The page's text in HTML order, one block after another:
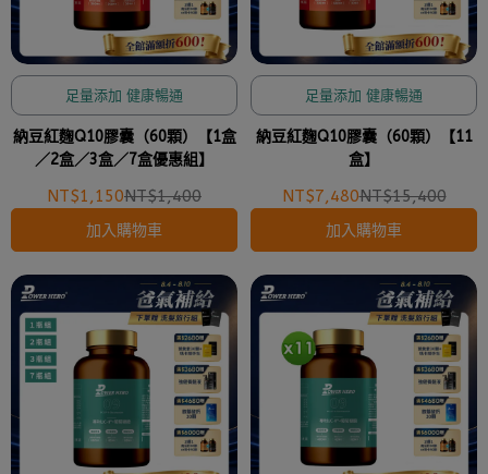
足量添加 健康暢通
納豆紅麴Q10膠囊（60顆）【1盒
／2盒／3盒／7盒優惠組】
NT$1,150NT$1,400
加入購物車
足量添加 健康暢通
納豆紅麴Q10膠囊（60顆）【11
盒】
NT$7,480NT$15,400
加入購物車